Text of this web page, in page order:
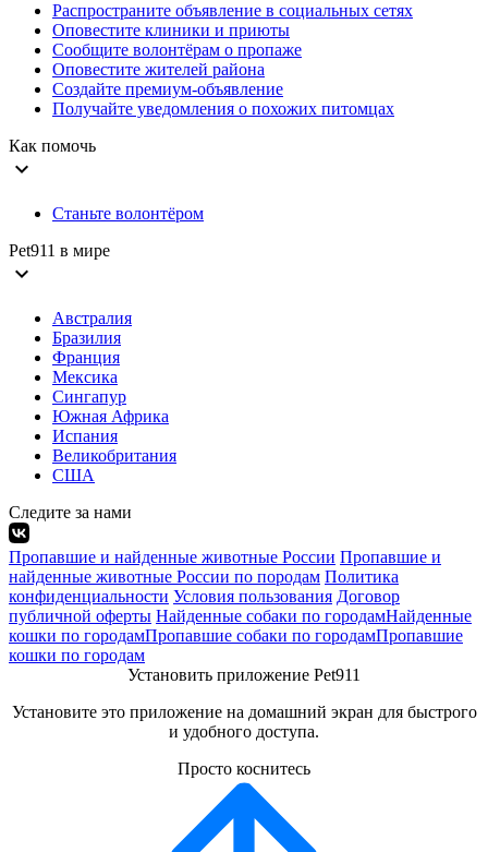
Распространите объявление в социальных сетях
Оповестите клиники и приюты
Сообщите волонтёрам о пропаже
Оповестите жителей района
Создайте премиум-объявление
Получайте уведомления о похожих питомцах
Как помочь
expand_more
Станьте волонтёром
Pet911 в мире
expand_more
Австралия
Бразилия
Франция
Мексика
Сингапур
Южная Африка
Испания
Великобритания
США
Следите за нами
Пропавшие и найденные животные России Пропавшие и
найденные животные России по породам Политика
конфиденциальности Условия пользования Договор
публичной оферты Найденные собаки по городамНайденные
кошки по городамПропавшие собаки по городамПропавшие
кошки по городам
Установить приложение Pet911
Установите это приложение на домашний экран для быстрого
и удобного доступа.
Просто коснитесь